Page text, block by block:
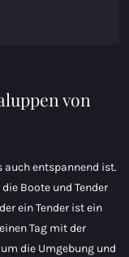
von
auch entspannend ist.
Boote und Tender
ein Tender ist ein
Tag mit der
die Umgebung und